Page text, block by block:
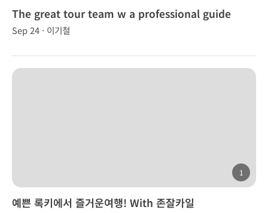
The great tour team w a professional guide
Sep 24 · 이기철
1
예쁜 록키에서 즐거운여행! With 존잘카일